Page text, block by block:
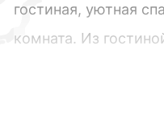
гостиная, уютная
комната. Из